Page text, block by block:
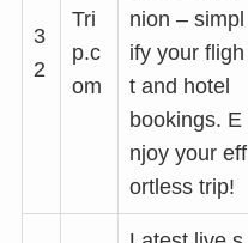
3
2
Tri
p.c
om
nion – simpl
ify your fligh
t and hotel
bookings. E
njoy your eff
ortless trip!